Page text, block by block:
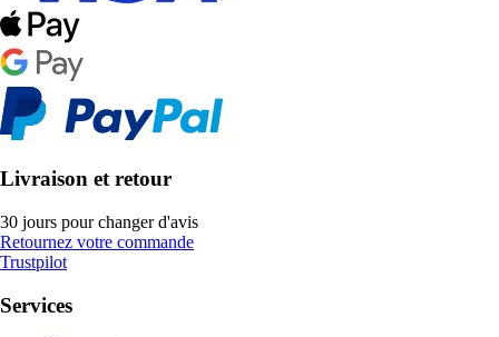
Livraison et retour
30 jours pour changer d'avis
Retournez votre commande
Trustpilot
Services